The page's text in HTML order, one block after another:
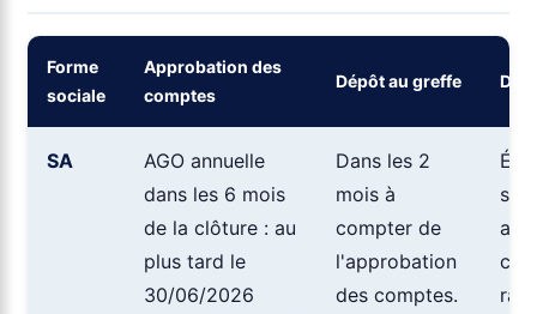
Forme
sociale
Approbation des
comptes
Dépôt au greffe
SA
AGO annuelle
dans les 6 mois
de la clôture : au
plus tard le
30/06/2026
Dans les 2
mois à
compter de
l'approbation
des comptes.